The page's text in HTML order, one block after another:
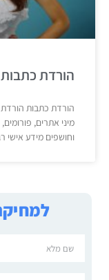
הורדת כתבות
הורדת כתבות
מיני אתרים,
וחושפים מידע אישי